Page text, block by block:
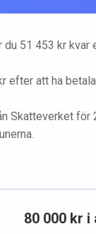
du 51 453 kr kvar
efter att ha
Skatteverket för
80 000kr i